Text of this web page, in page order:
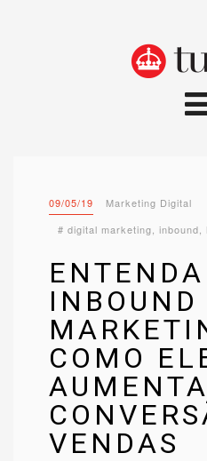
09/05/19
Marketing Digital
# digital marketing inbound
INBOUND
COMO
VENDAS